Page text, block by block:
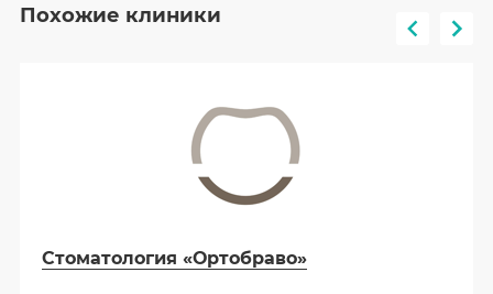
Похожие клиники
Стоматология «Ортобраво»